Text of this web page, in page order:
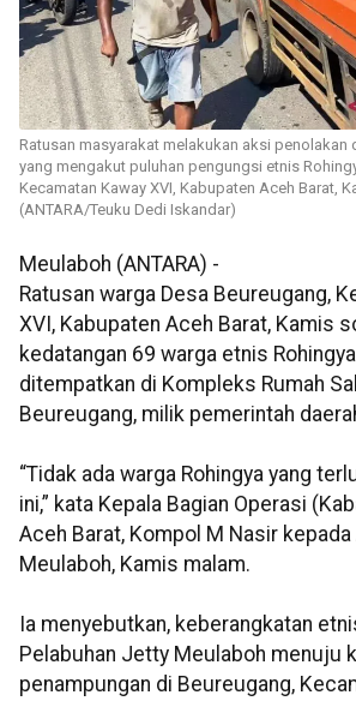
Ratusan masyarakat melakukan aksi penolakan
yang mengakut puluhan pengungsi etnis
Kecamatan Kaway XVI, Kabupaten Aceh Barat,
(ANTARA/Teuku Dedi Iskandar)
Meulaboh (ANTARA) -
Ratusan warga Desa Beureugang,
XVI, Kabupaten Aceh Barat, Kamis
kedatangan 69 warga etnis
ditempatkan di Kompleks Rumah
Beureugang, milik pemerintah
“Tidak ada warga Rohingya yang
ini,” kata Kepala Bagian Operasi
Aceh Barat, Kompol M Nasir kepada
Meulaboh, Kamis malam.
Ia menyebutkan, keberangkatan
Pelabuhan Jetty Meulaboh menuju
penampungan di Beureugang,